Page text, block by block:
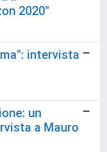
2020"
intervista
un
a Mauro